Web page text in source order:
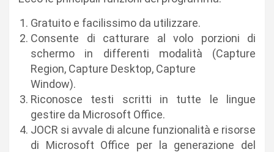
Gratuito e facilissimo da utilizzare.
Consente di catturare al volo porzioni di
schermo in differenti modalità (Capture
Region, Capture Desktop, Capture
Window).
Riconosce testi scritti in tutte le lingue
gestire da Microsoft Office.
JOCR si avvale di alcune funzionalità e risorse
di Microsoft Office per la generazione del